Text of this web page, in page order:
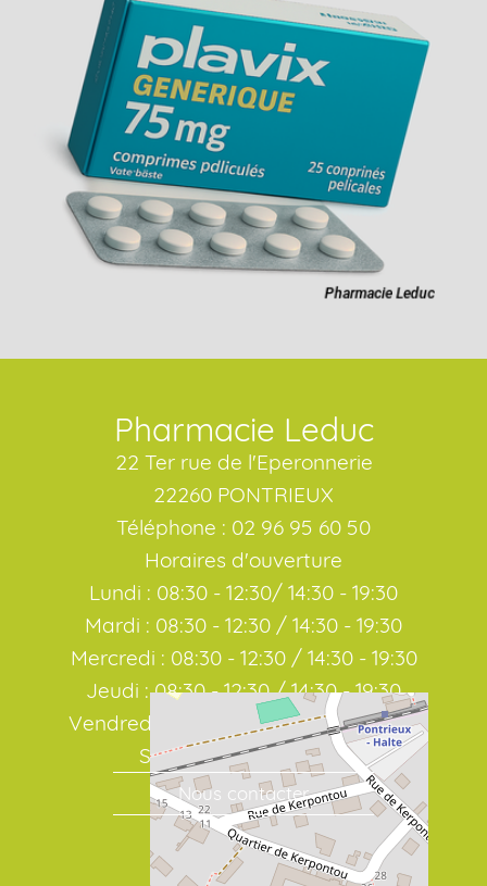
Pharmacie Leduc
22 Ter rue de l'Eperonnerie
22260 PONTRIEUX
Téléphone : 02 96 95 60 50
Horaires d'ouverture
Lundi : 08:30 - 12:30/ 14:30 - 19:30
Mardi : 08:30 - 12:30 / 14:30 - 19:30
Mercredi : 08:30 - 12:30 / 14:30 - 19:30
Jeudi : 08:30 - 12:30 / 14:30 - 19:30
Vendredi : 08:30 - 12:30 / 14:30 - 19:30
Samedi : 08:30 / 19:00
Nous contacter